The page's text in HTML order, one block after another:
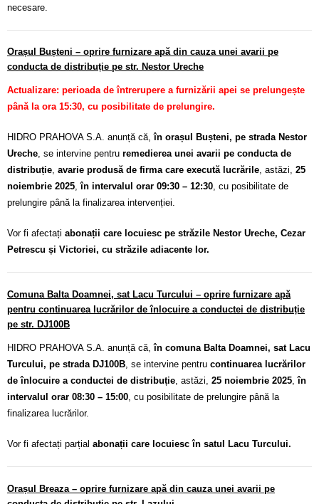
necesare.
Orașul Bușteni – oprire furnizare apă din cauza unei avarii pe
conducta de distribuție pe str. Nestor Ureche
Actualizare: perioada de întrerupere a furnizării apei se prelungește
până la ora 15:30, cu posibilitate de prelungire.
HIDRO PRAHOVA S.A. anunță că,în orașul Bușteni, pe strada Nestor
Ureche, se intervine pentru remedierea unei avarii pe conducta de
distribuție, avarie produsă de firma care execută lucrările, astăzi, 25
noiembrie 2025,în intervalul orar 09:30 – 12:30, cu posibilitate de
prelungire până la finalizarea intervenției.
Vor fi afectați abonații care locuiesc pe străzile Nestor Ureche, Cezar
Petrescu și Victoriei, cu străzile adiacente lor.
Comuna Balta Doamnei, sat Lacu Turcului – oprire furnizare apă
pentru continuarea lucrărilor de înlocuire a conductei de distribuție
pe str. DJ100B
HIDRO PRAHOVA S.A. anunță că,în comuna Balta Doamnei, sat Lacu
Turcului, pe strada DJ100B, se intervine pentru continuarea lucrărilor
de înlocuire a conductei de distribuție, astăzi, 25 noiembrie 2025,în
intervalul orar 08:30 – 15:00, cu posibilitate de prelungire până la
finalizarea lucrărilor.
Vor fi afectați parțial abonații care locuiesc în satul Lacu Turcului.
Orașul Breaza – oprire furnizare apă din cauza unei avarii pe